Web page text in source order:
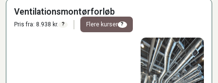
Ventilationsmontørforløb
Pris fra: 8.938 kr. ? Flere kurser ?